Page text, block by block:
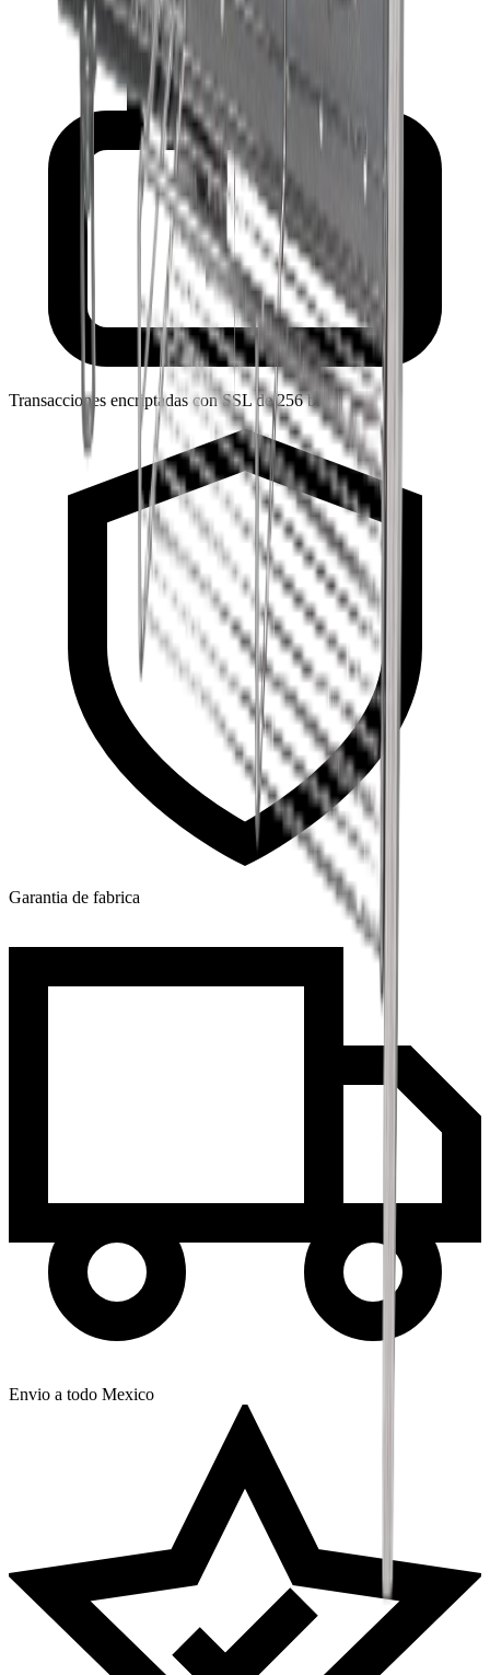
Transacciones encriptadas con SSL de 256 bits
Garantia de fabrica
Envio a todo Mexico